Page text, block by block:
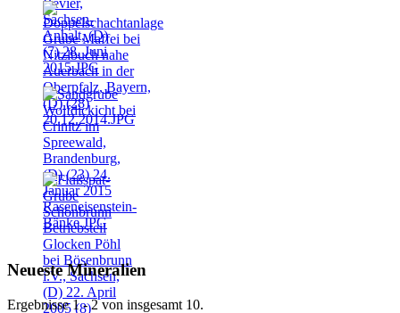
Neueste Mineralien
Ergebnisse 1 - 2 von insgesamt 10.